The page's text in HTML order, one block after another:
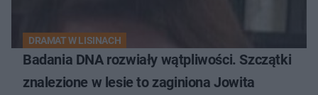
DRAMAT W LISINACH
Badania DNA rozwiały wątpliwości. Szczątki
znalezione w lesie to zaginiona Jowita